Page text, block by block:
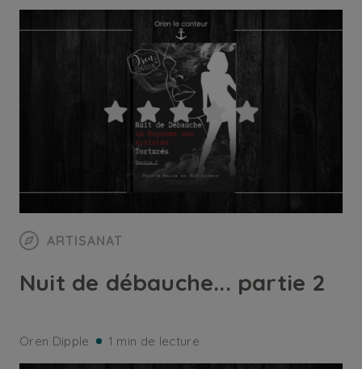
ARTISANAT
Nuit de débauche... partie 2
Oren Dipple 1 min de lecture